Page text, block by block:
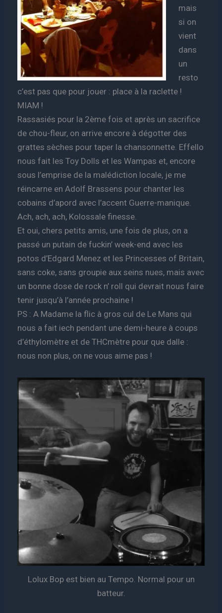
mais
si on
vient
dans
un
resto
c’est pas que pour jouer : place à la raclette !
MIAM !
Rassasiés pour la 2ème fois et après un sacrifice
de chou-fleur, on arrive encore à dégotter des
grattes sèches pour taper la chansonnette. Effello
nous fait les Toy Dolls et les Wampas et, encore
sous l’emprise de la malédiction locale, je me
réincarne en Adolf Brassens pour chanter les
cobains d’apord avec l’accent Guerre-manique.
Ach, ach, ach, Kolossale finesse.
Et oui, chers petits amis, une fois de plus, on a
passé un putain de fuckin’ week-end avec les
potos d’Edgard Menez et les Princesses of Britain,
sans coke, sans groupie aux seins nues, mais avec
un bonne dose de rock n’ roll qui devrait nous faire
tenir jusqu’à l’année prochaine !
PS : A Madame la flic à gros cul de Le Mans qui
nous a fait iech pendant une demi-heure à coups
d’éthylomètre et de THCmètre pour que dalle :
nous non plus, on ne vous aime pas !
Lolux Bop est bien au Tempo. Normal pour un
batteur.